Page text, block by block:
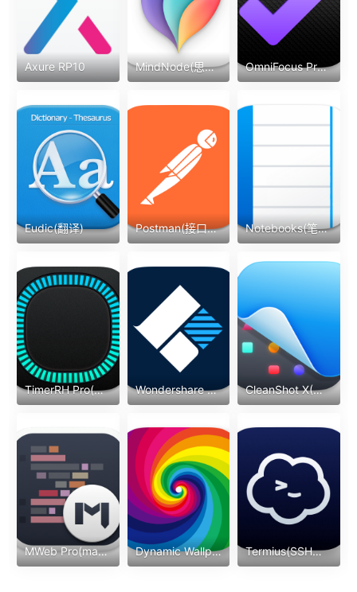
Axure RP10 MindNode(思维导图) OmniFocus Pro(任务待办)
Eudic(翻译) Postman(接口调试) Notebooks(笔记)
TimerRH Pro(计时) Wondershare Recoverit(文件恢复) CleanShot X(录屏截图)
MWeb Pro(markdown编辑器) Dynamic Wallpaper(动态壁纸) Termius(SSH工具)